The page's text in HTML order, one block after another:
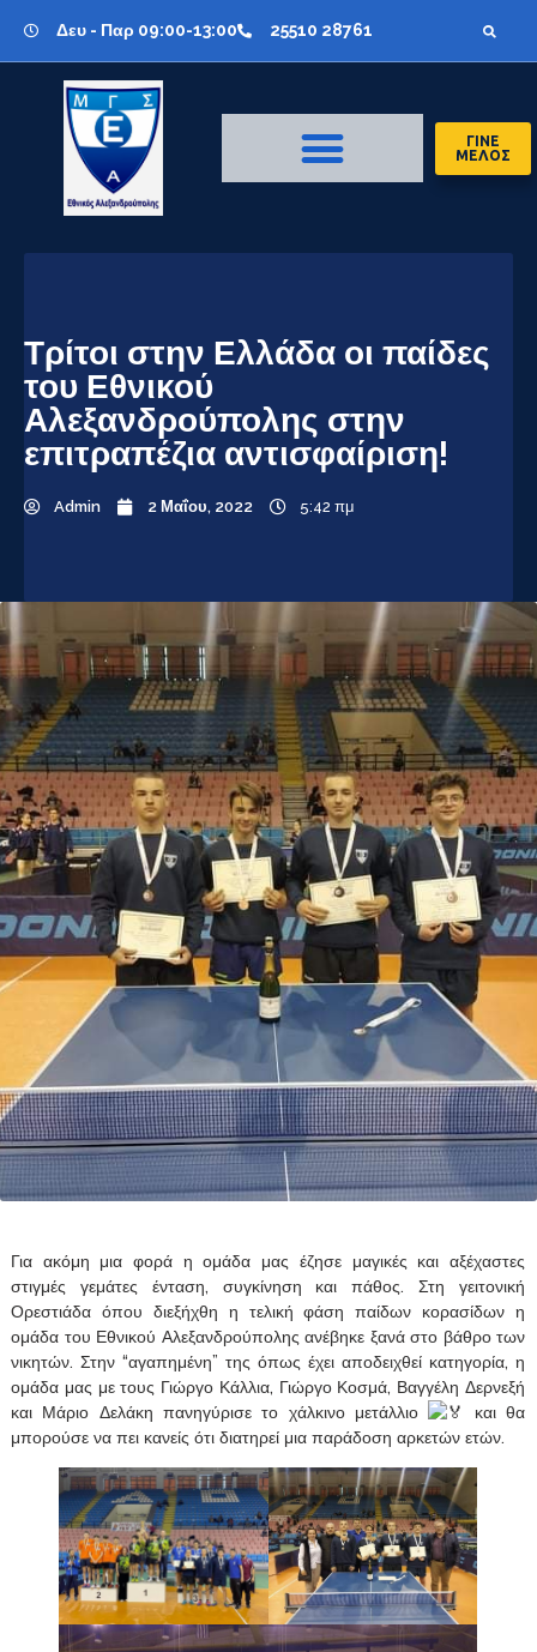
Δευ - Παρ 09:00-13:00 25510 28761
ΓΙΝΕ
ΜΕΛΟΣ
Τρίτοι στην Ελλάδα οι παίδες
του Εθνικού
Αλεξανδρούπολης στην
επιτραπέζια αντισφαίριση!
Admin 2 Μαΐου, 2022 5:42 πμ
Για ακόμη μια φορά η ομάδα μας έζησε μαγικές και αξέχαστες
στιγμές γεμάτες ένταση, συγκίνηση και πάθος. Στη γειτονική
Ορεστιάδα όπου διεξήχθη η τελική φάση παίδων κορασίδων η
ομάδα του Εθνικού Αλεξανδρούπολης ανέβηκε ξανά στο βάθρο των
νικητών. Στην “αγαπημένη” της όπως έχει αποδειχθεί κατηγορία, η
ομάδα μας με τους Γιώργο Κάλλια, Γιώργο Κοσμά, Βαγγέλη Δερνεξή
και Μάριο Δελάκη πανηγύρισε το χάλκινο μετάλλιο
και θα
μπορούσε να πει κανείς ότι διατηρεί μια παράδοση αρκετών ετών.